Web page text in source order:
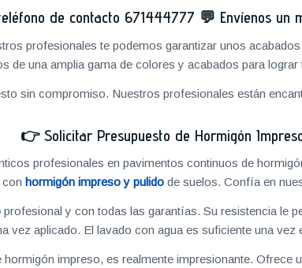
de contacto 671444777 💬 Envíenos un
profesionales te podemos garantizar unos
de una amplia gama de colores y acabados para
sin compromiso. Nuestros profesionales están
👉 Solicitar Presupuesto de Hormigón
profesionales en pavimentos continuos de
con hormigón impreso y pulidode suelos. Confía en
profesional y con todas las garantías. Su resistencia le
vez aplicado. El lavado con agua es suficiente una
impreso, es realmente impresionante. Ofrece